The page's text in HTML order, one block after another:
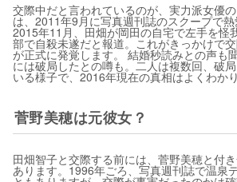
交際中だと言われているのが、実力派女優
は、2011年9月に写真週刊誌のスクープで
2015年11月、田畑が岡田の自宅で左手を怪
部で自殺未遂だと報道。これがきっかけで
が正式に発覚します。 結婚秒読みとの声も
には破局したとの噂も。二人は複数回、破
いる様子で、2016年現在の真相はよくわか
菅野美穂は元彼女？
田畑智子と交際する前には、菅野美穂と付
あります。1996年ごろ、写真週刊誌で温泉